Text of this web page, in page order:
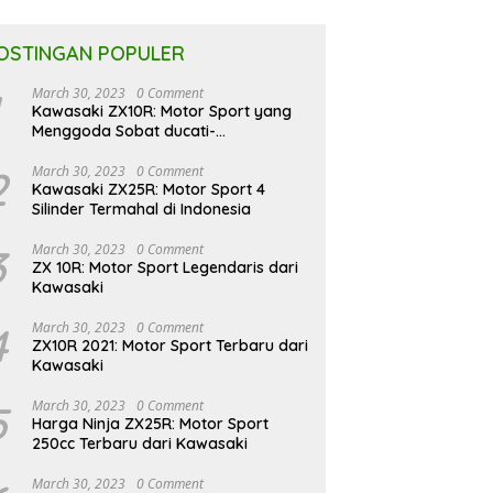
POPULER
March 30, 2023 0 Comment
Kawasaki ZX10R: Motor Sport yang
Menggoda Sobat ducati-
March 30, 2023 0 Comment
Kawasaki ZX25R: Motor Sport 4
Silinder Termahal di Indonesia
March 30, 2023 0 Comment
ZX 10R: Motor Sport Legendaris dari
Kawasaki
March 30, 2023 0 Comment
ZX10R 2021: Motor Sport Terbaru dari
Kawasaki
March 30, 2023 0 Comment
Harga Ninja ZX25R: Motor Sport
250cc Terbaru dari Kawasaki
March 30, 2023 0 Comment